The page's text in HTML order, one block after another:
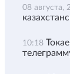
08 августа,
10:18